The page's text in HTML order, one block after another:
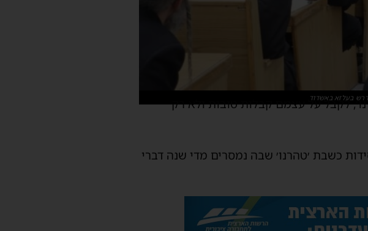
בעלזא באשדוד
לקבל על עצמם קבלות טובות ולא רק
כשבת ׳טהרנו׳ שבה נמסרים מדי שנה דברי